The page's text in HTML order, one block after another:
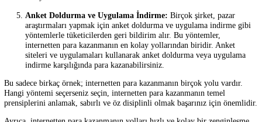
bir seçenek haline geldi. Kendi e-ticaret sitenizi açabilir veya
e-ticaret platformlarından birini kullanarak ürünlerinizi
Dropshipping, print on demand ve affiliate marketing gibi e-
modelleri de var.
Online Eğitim:
Online eğitim, son yıllarda hızla büyüyen bir
endüstri haline geldi. Kendi online kursunuzu oluşturarak veya
mevcut bir platformda öğretmen olarak kaydolarak para
kazanabilirsiniz. Online eğitim, özellikle bilgi ve deneyim
olanlar için oldukça kazançlı bir seçenek olabilir.